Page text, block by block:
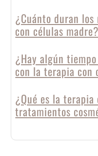
¿Cuánto duran
con células madre?
¿Hay algún
con la terapia con
¿Qué es la
tratamientos